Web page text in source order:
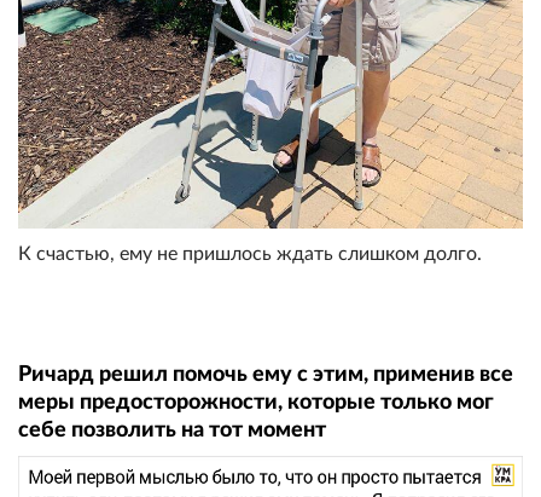
К счастью, ему не пришлось ждать слишком долго.
Ричард решил помочь ему с этим, применив все
меры предосторожности, которые только мог
себе позволить на тот момент